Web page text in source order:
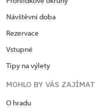
Návštěvní doba
Rezervace
Vstupné
Tipy na výlety
MOHLO BY VÁS ZAJÍMAT
O hradu